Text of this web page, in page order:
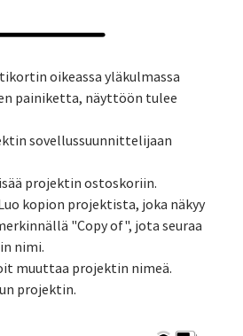
oikeassa yläkulmassa
painiketta, näyttöön tulee
sovellussuunnittelijaan
projektin ostoskoriin.
kopion projektista, joka näkyy
"Copy of", jota seuraa
nimi.
muuttaa projektin nimeä.
projektin.